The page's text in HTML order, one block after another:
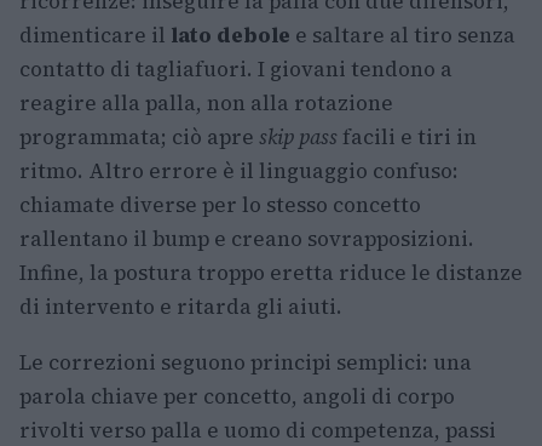
dimenticare il lato debole e saltare al tiro senza
contatto di tagliafuori. I giovani tendono a
reagire alla palla, non alla rotazione
programmata; ciò apre skip pass facili e tiri in
ritmo. Altro errore è il linguaggio confuso:
chiamate diverse per lo stesso concetto
rallentano il bump e creano sovrapposizioni.
Infine, la postura troppo eretta riduce le distanze
di intervento e ritarda gli aiuti.
Le correzioni seguono principi semplici: una
parola chiave per concetto, angoli di corpo
rivolti verso palla e uomo di competenza, passi